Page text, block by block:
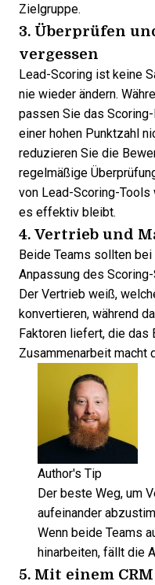
Zielgruppe.
3. Überprüfen
vergessen
Lead-Scoring ist keine
nie wieder ändern.
passen Sie das
einer hohen Punktzahl
reduzieren Sie die
regelmäßige
von Lead-Scoring-Tools
es effektiv bleibt.
4. Vertrieb und
Beide Teams sollten
Anpassung des
Der Vertrieb weiß,
konvertieren, während
Faktoren liefert, die das
Zusammenarbeit macht
Author's Tip
Der beste Weg, um
aufeinander
Wenn beide Teams
hinarbeiten, fällt die
5. Mit einem